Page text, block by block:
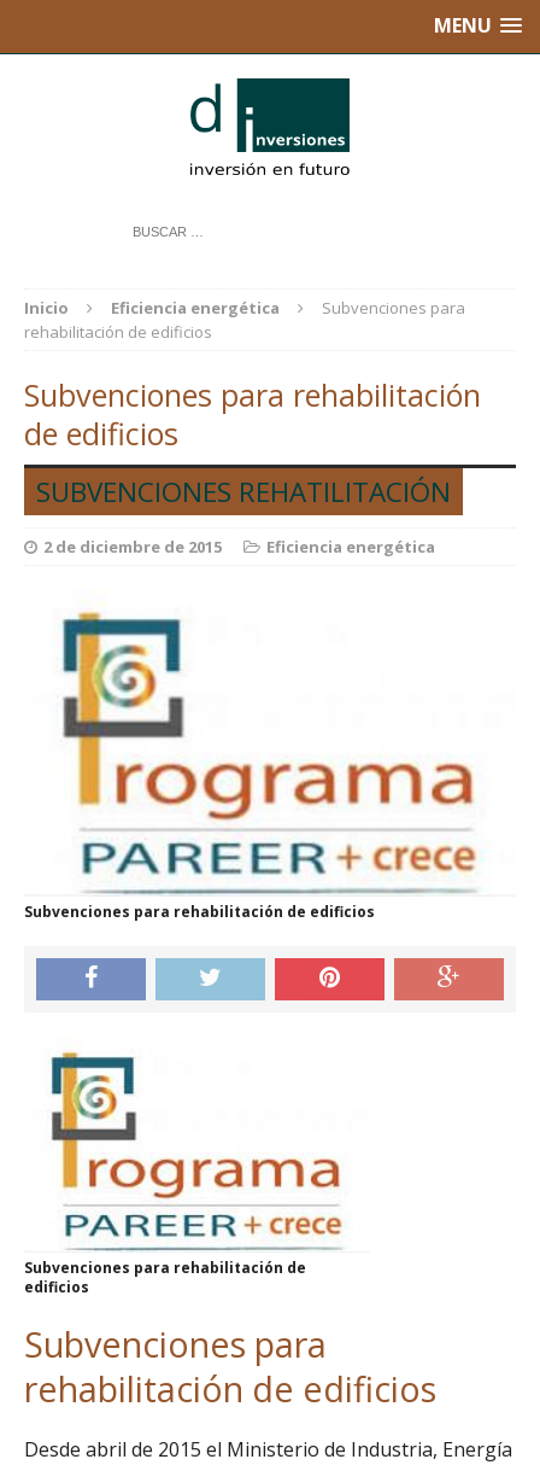
MENU
Inicio Eficiencia energética
Subvenciones para
rehabilitación de edificios
Subvenciones para rehabilitación
de edificios
SUBVENCIONES REHATILITACIÓN
2 de diciembre de 2015 Eficiencia energética
Subvenciones para rehabilitación de edificios
Subvenciones para rehabilitación de
edificios
Subvenciones para
rehabilitación de edificios
Desde abril de 2015 el Ministerio de Industria, Energía